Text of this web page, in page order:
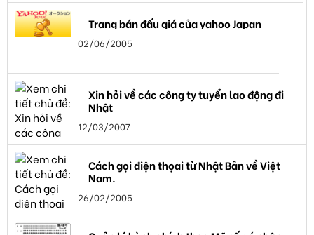
Trang bán đấu giá của yahoo Japan
02/06/2005
Xin hỏi về các công ty tuyển lao động đi
Nhật
12/03/2007
Cách gọi điện thọai từ Nhật Bản về Việt
Nam.
26/02/2005